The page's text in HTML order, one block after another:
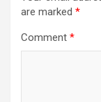
are marked *
Comment *